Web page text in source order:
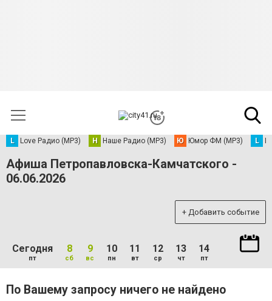
L Love Радио (MP3) Н Наше Радио (MP3) Ю Юмор ФМ (MP3) L
Афиша Петропавловска-Камчатского -
06.06.2026
+ Добавить событие
Сегодня
пт
8
сб
9
вс
10
пн
11
вт
12
ср
13
чт
14
пт
По Вашему запросу ничего не найдено